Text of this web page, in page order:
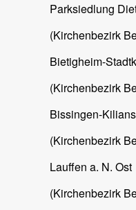
Parksiedlung
(Kirchenbezirk
Bietigheim-
(Kirchenbezirk
Bissingen-
(Kirchenbezirk
Lauffen a. N. Ost
(Kirchenbezirk